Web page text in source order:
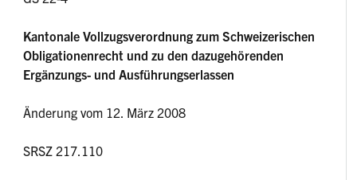
Kantonale Vollzugsverordnung zum Schweizerischen
Obligationenrecht und zu den dazugehörenden
Ergänzungs- und Ausführungserlassen
Änderung vom 12. März 2008
SRSZ 217.110